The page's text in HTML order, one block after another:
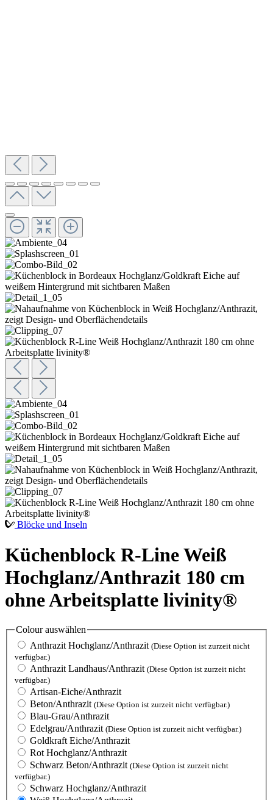
Blöcke und Inseln
Küchenblock R-Line Weiß
Hochglanz/Anthrazit 180 cm
ohne Arbeitsplatte livinity®
Colourauswählen
Anthrazit Hochglanz/Anthrazit (Diese Option ist zurzeit nicht
verfügbar.)
Anthrazit Landhaus/Anthrazit (Diese Option ist zurzeit nicht
verfügbar.)
Artisan-Eiche/Anthrazit
Beton/Anthrazit (Diese Option ist zurzeit nicht verfügbar.)
Blau-Grau/Anthrazit
Edelgrau/Anthrazit (Diese Option ist zurzeit nicht verfügbar.)
Goldkraft Eiche/Anthrazit
Rot Hochglanz/Anthrazit
Schwarz Beton/Anthrazit (Diese Option ist zurzeit nicht
verfügbar.)
Schwarz Hochglanz/Anthrazit